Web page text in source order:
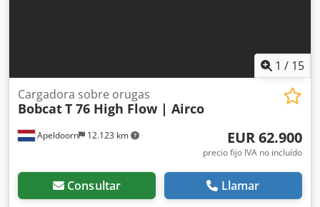
1 / 15
Apeldoorn 12.123 km
Cargadora sobre orugas
BobcatT 76 High Flow | Airco
EUR 62.900
precio fijo IVA no incluído
Consultar Llamar